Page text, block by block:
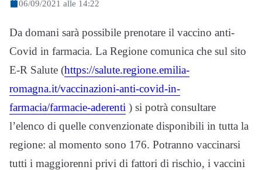
06/09/2021 alle 14:22
Da domani sarà possibile prenotare il vaccino anti-
Covid in farmacia. La Regione comunica che sul sito
E-R Salute (https://salute.regione.emilia-
romagna.it/vaccinazioni-anti-covid-in-
farmacia/farmacie-aderenti ) si potrà consultare
l’elenco di quelle convenzionate disponibili in tutta la
regione: al momento sono 176. Potranno vaccinarsi
tutti i maggiorenni privi di fattori di rischio, i vaccini